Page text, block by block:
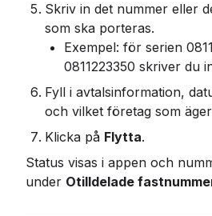
Skriv in det nummer eller
som ska porteras.
Exempel: för serien
0811223350 skriver du
Fyll i avtalsinformation,
och vilket företag som
Klicka på Flytta.
Status visas i appen och
under Otilldelade